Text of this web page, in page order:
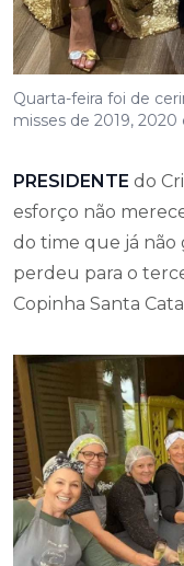
Quarta-feira foi de
misses de 2019, 2020
PRESIDENTE do
esforço não
do time que já não
perdeu para o
Copinha Santa